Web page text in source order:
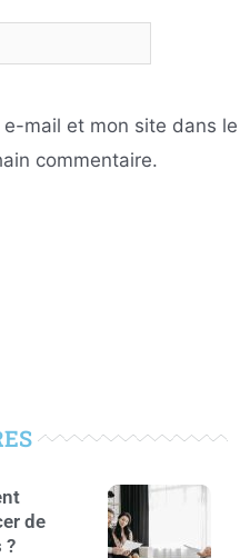
mail et mon site dans le
commentaire.
de
?